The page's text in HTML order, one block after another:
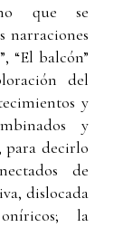
que se
narraciones
“El balcón”
del
y
y
para decirlo
de
dislocada
la